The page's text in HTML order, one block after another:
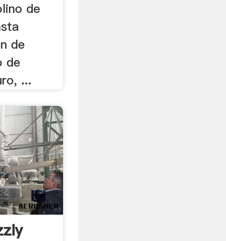
de
de
de
...